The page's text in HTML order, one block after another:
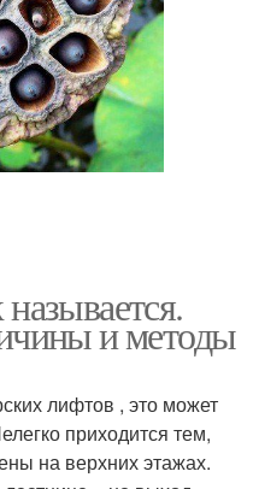
и методы
лифтов , это может
приходится тем,
на верхних этажах.